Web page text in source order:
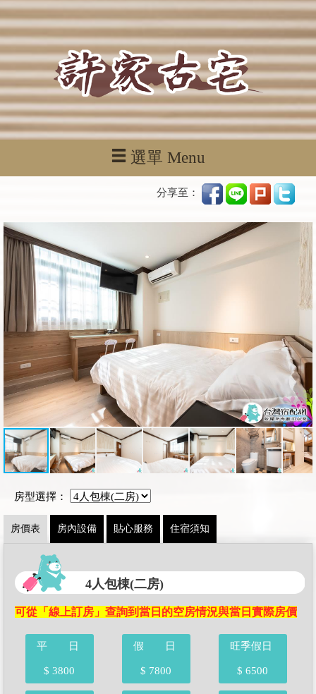
選單 Menu
分享至：
房型選擇：
房價表 房內設備 貼心服務 住宿須知
4人包棟(二房)
可從「線上訂房」查詢到當日的空房情況與當日實際房價
平 日
$ 3800
假 日
$ 7800
旺季假日
$ 6500